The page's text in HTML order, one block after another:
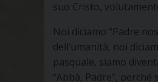
suo Cristo,
Noi diciamo “Padre
dell’umanità, noi
pasquale, siamo
“Abbà, Padre”,